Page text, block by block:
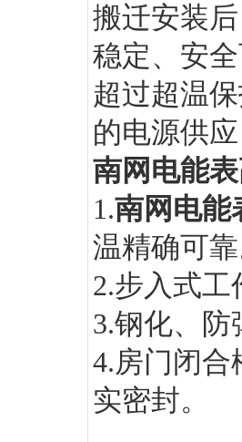
搬迁安装
稳定、安
超过超温
的电源供
南网电能
1.南网电能
温精确可
2.步入式
3.钢化、
4.房门闭
实密封。